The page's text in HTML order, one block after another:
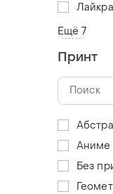
Лайкра
Ещё 7
Принт
Аниме
Без